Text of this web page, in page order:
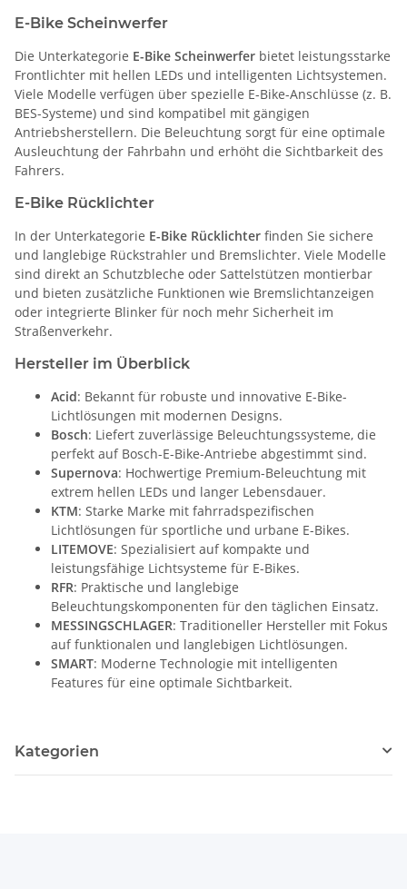
E-Bike Scheinwerfer
Die Unterkategorie E-Bike Scheinwerfer bietet leistungsstarke
Frontlichter mit hellen LEDs und intelligenten Lichtsystemen.
Viele Modelle verfügen über spezielle E-Bike-Anschlüsse (z. B.
BES-Systeme) und sind kompatibel mit gängigen
Antriebsherstellern. Die Beleuchtung sorgt für eine optimale
Ausleuchtung der Fahrbahn und erhöht die Sichtbarkeit des
Fahrers.
E-Bike Rücklichter
In der Unterkategorie E-Bike Rücklichter finden Sie sichere
und langlebige Rückstrahler und Bremslichter. Viele Modelle
sind direkt an Schutzbleche oder Sattelstützen montierbar
und bieten zusätzliche Funktionen wie Bremslichtanzeigen
oder integrierte Blinker für noch mehr Sicherheit im
Straßenverkehr.
Hersteller im Überblick
Acid: Bekannt für robuste und innovative E-Bike-
Lichtlösungen mit modernen Designs.
Bosch: Liefert zuverlässige Beleuchtungssysteme, die
perfekt auf Bosch-E-Bike-Antriebe abgestimmt sind.
Supernova: Hochwertige Premium-Beleuchtung mit
extrem hellen LEDs und langer Lebensdauer.
KTM: Starke Marke mit fahrradspezifischen
Lichtlösungen für sportliche und urbane E-Bikes.
LITEMOVE: Spezialisiert auf kompakte und
leistungsfähige Lichtsysteme für E-Bikes.
RFR: Praktische und langlebige
Beleuchtungskomponenten für den täglichen Einsatz.
MESSINGSCHLAGER: Traditioneller Hersteller mit Fokus
auf funktionalen und langlebigen Lichtlösungen.
SMART: Moderne Technologie mit intelligenten
Features für eine optimale Sichtbarkeit.
Kategorien